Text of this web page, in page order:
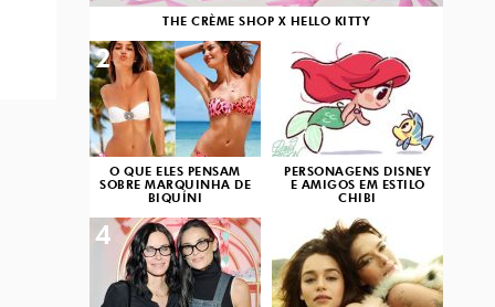
THE CRÈME SHOP X HELLO KITTY
O QUE ELES PENSAM
SOBRE MARQUINHA DE
BIQUÍNI
2
PERSONAGENS DISNEY
E AMIGOS EM ESTILO
CHIBI
3
4